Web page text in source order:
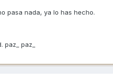
pasa nada, ya lo has hecho.
paz_